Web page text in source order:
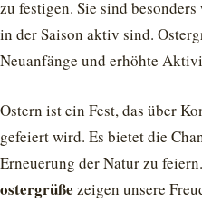
zu festigen. Sie sind
in der Saison aktiv sind.
Neuanfänge und erhöhte
Ostern ist ein Fest, das über
gefeiert wird. Es bietet die
Erneuerung der Natur zu
ostergrüße zeigen unsere